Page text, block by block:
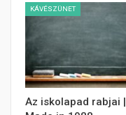
KÁVÉSZÜNET
Az iskolapad rabjai |